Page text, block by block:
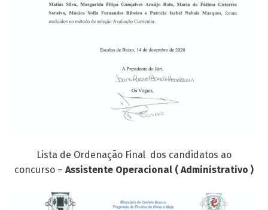
Lista de Ordenação Final dos candidatos ao
concurso – Assistente Operacional ( Administrativo )